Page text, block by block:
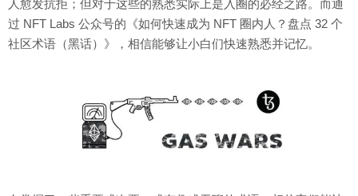
人愈发抗拒；但对于这些的熟悉实际上是入圈的必经之路。而通
过 NFT Labs 公众号的《如何快速成为 NFT 圈内人？盘点 32 个
社区术语（黑话）》，相信能够让小白们快速熟悉并记忆。